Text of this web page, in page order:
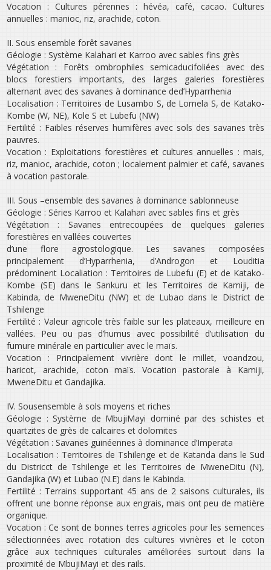
Vocation : Cultures pérennes : hévéa, café, cacao. Cultures
annuelles : manioc, riz, arachide, coton.
II. Sous­ ensemble forêt­ savanes
Géologie : Système Kalahari et Karroo avec sables fins grès
Végétation : Forêts ombrophiles semi­caducifoliées avec des
blocs forestiers importants, des larges galeries forestières
alternant avec des savanes à dominance ded’Hyparrhenia
Localisation : Territoires de Lusambo S, de Lomela S, de Katako­
Kombe (W, NE), Kole S et Lubefu (NW)
Fertilité : Faibles réserves humifères avec sols des savanes très
pauvres.
Vocation : Exploitations forestières et cultures annuelles : mais,
riz, manioc, arachide, coton ; localement palmier et café, savanes
à vocation pastorale.
III. Sous –ensemble des savanes à dominance sablonneuse
Géologie : Séries Karroo et Kalahari avec sables fins et grès
Végétation : Savanes entrecoupées de quelques galeries
forestières en vallées couvertes
d’une flore agrostologique. Les savanes composées
principalement d’Hyparrhenia, d’Androgon et Louditia
prédominent Localiation : Territoires de Lubefu (E) et de Katako­
Kombe (SE) dans le Sankuru et les Territoires de Kamiji, de
Kabinda, de Mwene­Ditu (NW) et de Lubao dans le District de
Tshilenge
Fertilité : Valeur agricole très faible sur les plateaux, meilleure en
vallées. Peu ou pas d’humus avec possibilité d’utilisation du
fumure minérale en particulier avec le maïs.
Vocation : Principalement vivrière dont le millet, voandzou,
haricot, arachide, coton maïs. Vocation pastorale à Kamiji,
Mwene­Ditu et Gandajika.
IV. Sous­ensemble à sols moyens et riches
Géologie : Système de Mbuji­Mayi dominé par des schistes et
quartzites de grès de calcaires et dolomites
Végétation : Savanes guinéennes à dominance d’Imperata
Localisation : Territoires de Tshilenge et de Katanda dans le Sud
du Districct de Tshilenge et les Territoires de Mwene­Ditu (N),
Gandajika (W) et Lubao (N.E) dans le Kabinda.
Fertilité : Terrains supportant 4­5 ans de 2 saisons culturales, ils
offrent une bonne réponse aux engrais, mais ont peu de matière
organique.
Vocation : Ce sont de bonnes terres agricoles pour les semences
sélectionnées avec rotation des cultures vivrières et le coton
grâce aux techniques culturales améliorées surtout dans la
proximité de Mbuji­Mayi et des rails.